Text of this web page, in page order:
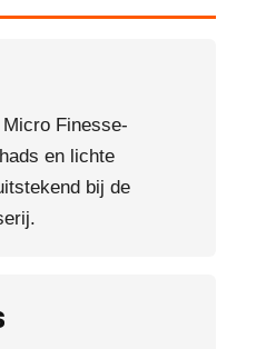
Finesse-
en lichte
bij de